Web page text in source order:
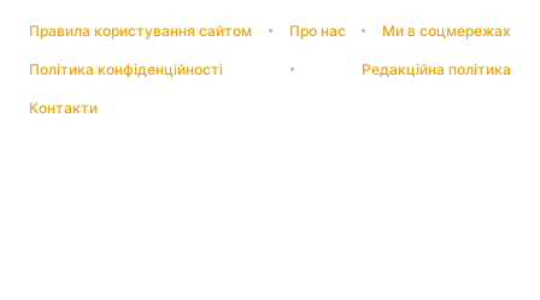
Правила користування сайтом Про нас Ми в соцмережах
Політика конфіденційності Редакційна політика
Контакти